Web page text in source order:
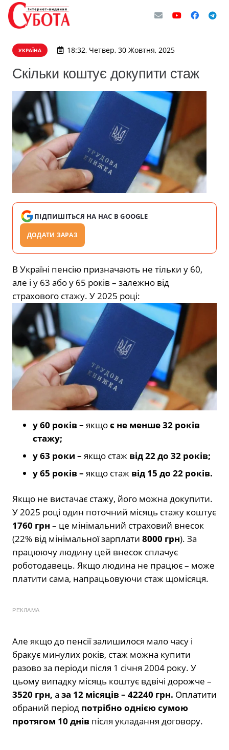
УКРАЇНА 18:32, Четвер, 30 Жовтня, 2025
Скільки коштує докупити стаж
ПІДПИШІТЬСЯ НА НАС В GOOGLE
ДОДАТИ ЗАРАЗ
В Україні пенсію призначають не тільки у 60,
але і у 63 або у 65 років – залежно від
страхового стажу. У 2025 році:
у 60 років – якщоє не менше 32 років
стажу;
у 63 роки – якщо стаж від 22 до 32 років;
у 65 років – якщо стаж від 15 до 22 років.
Якщо не вистачає стажу, його можна докупити.
У 2025 році один поточний місяць стажу коштує
1760 грн – це мінімальний страховий внесок
(22% від мінімальної зарплати 8000 грн). За
працюючу людину цей внесок сплачує
роботодавець. Якщо людина не працює – може
платити сама, напрацьовуючи стаж щомісяця.
РЕКЛАМА
Але якщо до пенсії залишилося мало часу і
бракує минулих років, стаж можна купити
разово за періоди після 1 січня 2004 року. У
цьому випадку місяць коштує вдвічі дорожче –
3520 грн, а за 12 місяців – 42240 грн. Оплатити
обраний період потрібно однією сумою
протягом 10 днів після укладання договору.